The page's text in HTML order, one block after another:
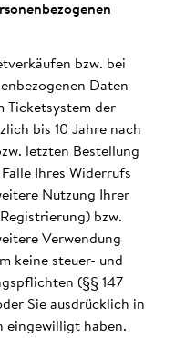
bzw. bei
Daten
Ticketsystem der
bis 10 Jahre nach
letzten Bestellung
Ihres Widerrufs
Nutzung Ihrer
bzw.
Verwendung
keine steuer- und
(§§ 147
Sie ausdrücklich in
eingewilligt haben.